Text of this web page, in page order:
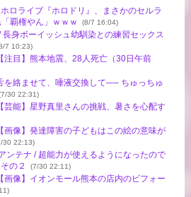
ロライブ『ホロドリ』、まさかのセルラ
覇権やん」ｗｗｗ
(8/7 16:04)
長身ボーイッシュ幼馴染との練習セックス
7 10:23)
注目】熊本地震、28人死亡（30日午前
を絡ませて、唾液交換して── ちゅっちゅ
30 22:31)
芸能】星野真里さんの挑戦、暑さを心配す
画像】発達障害の子どもはこの絵の意味が
30 22:13)
ンテナ / 超能力が使えるようになったので
の２
(7/30 22:11)
画像】イオンモール熊本の店内のビフォー